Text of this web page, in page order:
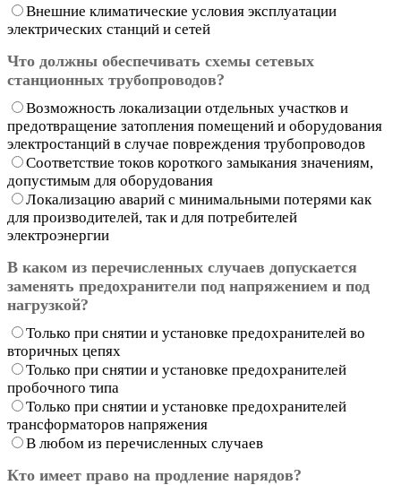
Внешние климатические условия эксплуатации
электрических станций и сетей
Что должны обеспечивать схемы сетевых
станционных трубопроводов?
Возможность локализации отдельных участков и
предотвращение затопления помещений и оборудования
электростанций в случае повреждения трубопроводов
Соответствие токов короткого замыкания значениям,
допустимым для оборудования
Локализацию аварий с минимальными потерями как
для производителей, так и для потребителей
электроэнергии
В каком из перечисленных случаев допускается
заменять предохранители под напряжением и под
нагрузкой?
Только при снятии и установке предохранителей во
вторичных цепях
Только при снятии и установке предохранителей
пробочного типа
Только при снятии и установке предохранителей
трансформаторов напряжения
В любом из перечисленных случаев
Кто имеет право на продление нарядов?